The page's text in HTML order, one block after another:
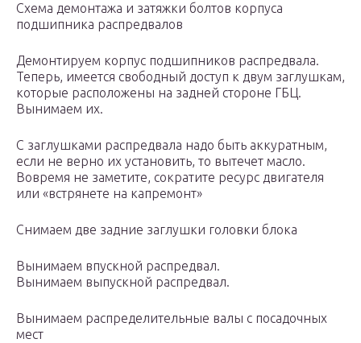
Схема демонтажа и затяжки болтов корпуса
подшипника распредвалов
Демонтируем корпус подшипников распредвала.
Теперь, имеется свободный доступ к двум заглушкам,
которые расположены на задней стороне ГБЦ.
Вынимаем их.
C заглушками распредвала надо быть аккуратным,
если не верно их установить, то вытечет масло.
Вовремя не заметите, сократите ресурс двигателя
или «встрянете на капремонт»
Снимаем две задние заглушки головки блока
Вынимаем впускной распредвал.
Вынимаем выпускной распредвал.
Вынимаем распределительные валы с посадочных
мест